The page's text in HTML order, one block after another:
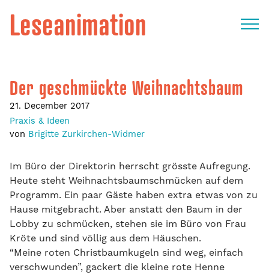
Leseanimation
Der geschmückte Weihnachtsbaum
21. December 2017
Praxis & Ideen
von Brigitte Zurkirchen-Widmer
Im Büro der Direktorin herrscht grösste Aufregung.
Heute steht Weihnachtsbaumschmücken auf dem
Programm. Ein paar Gäste haben extra etwas von zu
Hause mitgebracht. Aber anstatt den Baum in der
Lobby zu schmücken, stehen sie im Büro von Frau
Kröte und sind völlig aus dem Häuschen.
“Meine roten Christbaumkugeln sind weg, einfach
verschwunden”, gackert die kleine rote Henne